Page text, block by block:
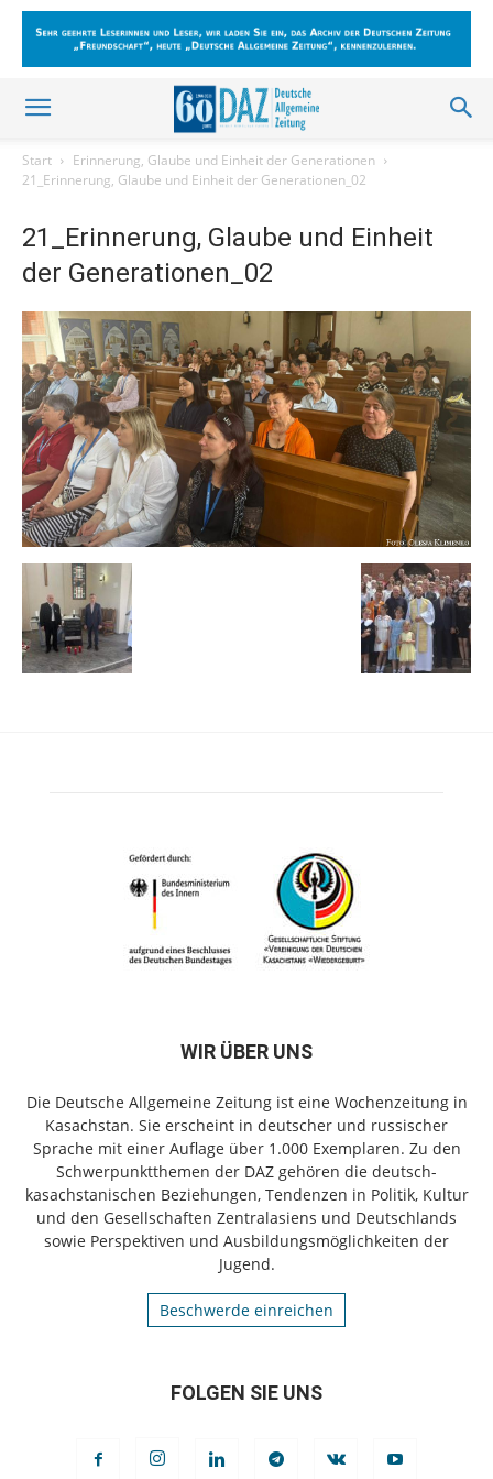
Start
Erinnerung, Glaube und Einheit der Generationen
21_Erinnerung, Glaube und Einheit der Generationen_02
21_Erinnerung, Glaube und Einheit
der Generationen_02
WIR ÜBER UNS
Die Deutsche Allgemeine Zeitung ist eine Wochenzeitung in
Kasachstan. Sie erscheint in deutscher und russischer
Sprache mit einer Auflage über 1.000 Exemplaren. Zu den
Schwerpunktthemen der DAZ gehören die deutsch-
kasachstanischen Beziehungen, Tendenzen in Politik, Kultur
und den Gesellschaften Zentralasiens und Deutschlands
sowie Perspektiven und Ausbildungsmöglichkeiten der
Jugend.
Beschwerde einreichen
FOLGEN SIE UNS